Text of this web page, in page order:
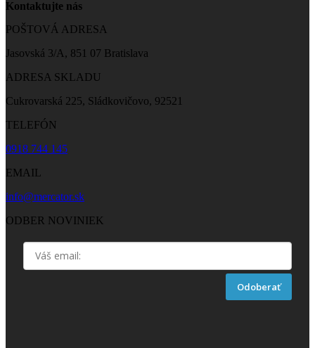
Kontaktujte nás
POŠTOVÁ ADRESA
Jasovská 3/A, 851 07 Bratislava
ADRESA SKLADU
Cukrovarská 225, Sládkovičovo, 92521
TELEFÓN
0918 744 145
EMAIL
info@mercator.sk
ODBER NOVINIEK
Odoberať